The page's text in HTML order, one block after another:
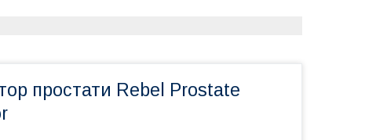
простати Rebel Prostate